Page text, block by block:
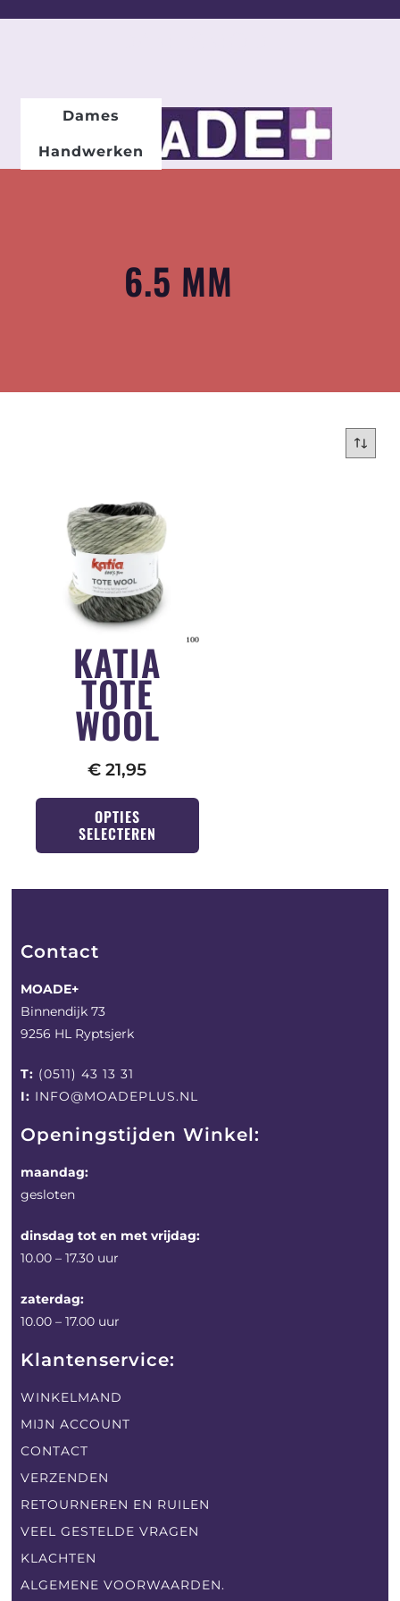
Dames
Handwerken
6.5 MM
KATIA
TOTE
WOOL
€ 21,95
OPTIES
SELECTEREN
Contact
MOADE+
Binnendijk 73
9256 HL Ryptsjerk
T: (0511) 43 13 31
I: INFO@MOADEPLUS.NL
Openingstijden Winkel:
maandag:
gesloten
dinsdag tot en met vrijdag:
10.00 – 17.30 uur
zaterdag:
10.00 – 17.00 uur
Klantenservice:
WINKELMAND
MIJN ACCOUNT
CONTACT
VERZENDEN
RETOURNEREN EN RUILEN
VEEL GESTELDE VRAGEN
KLACHTEN
ALGEMENE VOORWAARDEN.